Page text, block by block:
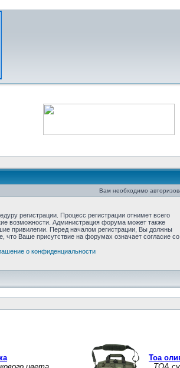
Вам необходимо
регистрации. Процесс регистрации отнимет всего
возможности. Администрация форума может также
привилегии. Перед началом регистрации, Вы должны
Ваше присутствие на форумах означает согласие со
о конфиденциальности